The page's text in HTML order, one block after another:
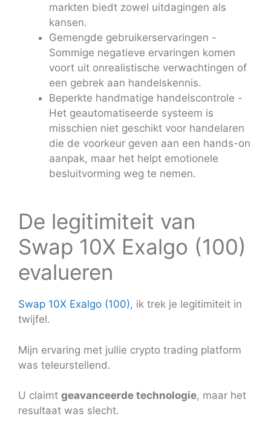
markten biedt zowel uitdagingen als
kansen.
Gemengde gebruikerservaringen -
Sommige negatieve ervaringen komen
voort uit onrealistische verwachtingen of
een gebrek aan handelskennis.
Beperkte handmatige handelscontrole -
Het geautomatiseerde systeem is
misschien niet geschikt voor handelaren
die de voorkeur geven aan een hands-on
aanpak, maar het helpt emotionele
besluitvorming weg te nemen.
De legitimiteit van
Swap 10X Exalgo (100)
evalueren
Swap 10X Exalgo (100), ik trek je legitimiteit in
twijfel.
Mijn ervaring met jullie crypto trading platform
was teleurstellend.
U claimt geavanceerde technologie, maar het
resultaat was slecht.